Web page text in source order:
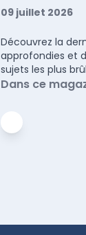
09 juillet 2026
Découvrez la
approfondies et
sujets les plus
Dans ce